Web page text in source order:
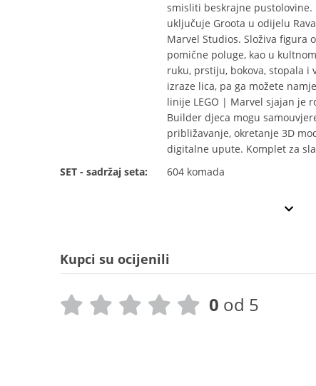
smisliti beskrajne pustolovine.
uključuje Groota u odijelu
Marvel Studios. Složiva figura
pomične poluge, kao u
ruku, prstiju, bokova, stopala i
izraze lica, pa ga možete
linije LEGO | Marvel sjajan je
Builder djeca mogu
približavanje, okretanje 3D
digitalne upute. Komplet za
SET - sadržaj seta:
604 komada
Kupci su ocijenili
0 od 5